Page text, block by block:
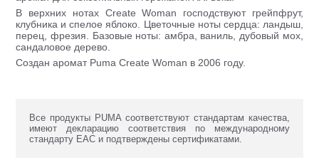
В верхних нотах Create Woman господствуют грейпфрут,
клубника и спелое яблоко. Цветочные ноты сердца: ландыш,
перец, фрезия. Базовые ноты: амбра, ваниль, дубовый мох,
сандаловое дерево.
Создан аромат Puma Create Woman в 2006 году.
Все продукты PUMA соответствуют стандартам качества,
имеют декларацию соответствия по международному
стандарту ЕАС и подтверждены сертификатами.